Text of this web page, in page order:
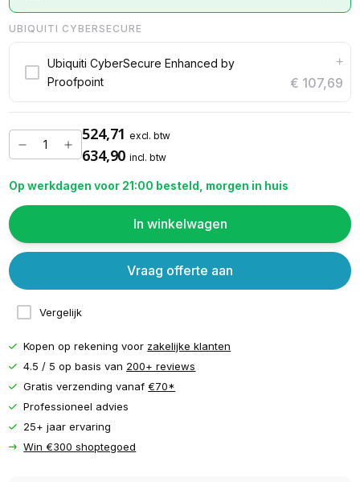
UBIQUITI CYBERSECURE
Ubiquiti CyberSecure Enhanced by
Proofpoint
+
€ 107,69
524,71 excl. btw
634,90 incl. btw
Op werkdagen voor 21:00 besteld, morgen in huis
In winkelwagen
Vergelijk
Vraag offerte aan
Kopen op rekening voor zakelijke klanten
4.5 / 5 op basis van 200+ reviews
Gratis verzending vanaf€70*
Professioneel advies
25+ jaar ervaring
Win €300 shoptegoed